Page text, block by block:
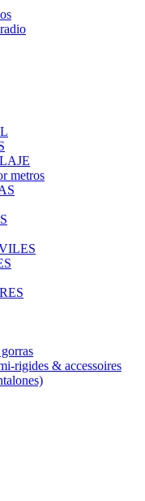
metros
rigides & accessoires